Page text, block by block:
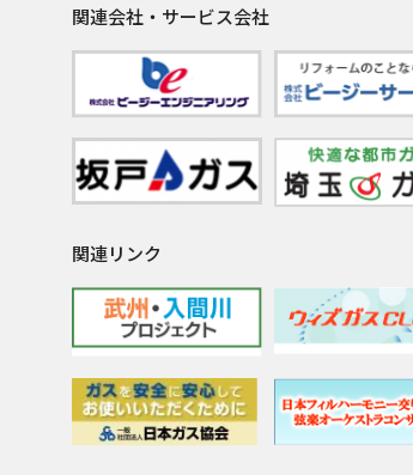
関連会社・サービス会社
関連リンク